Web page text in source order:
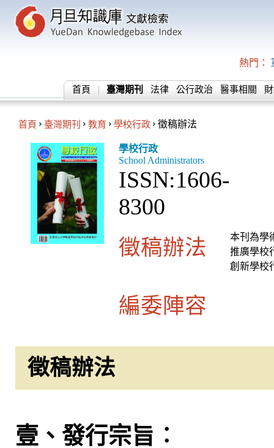
熱門：
首頁 臺灣期刊 法律 公行政治 醫事相關
首頁 臺灣期刊 教育 學校行政 徵稿辦法
學校行政
School Administrators
ISSN:1606-
8300
徵稿辦法
編委陣容
本刊為學
推廣學校
創新學校
徵稿辦法
壹、發行宗旨︰